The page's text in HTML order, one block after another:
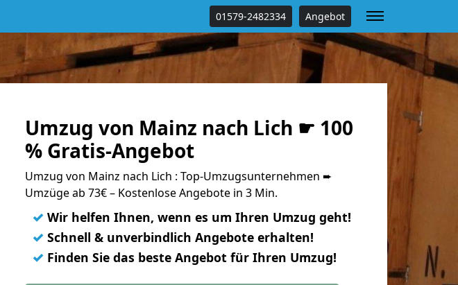
01579-2482334 Angebot
Umzug von Mainz nach Lich ☛ 100
% Gratis-Angebot
Umzug von Mainz nach Lich : Top-Umzugsunternehmen ➨
Umzüge ab 73€ – Kostenlose Angebote in 3 Min.
✓ Wir helfen Ihnen, wenn es um Ihren Umzug geht!
✓ Schnell & unverbindlich Angebote erhalten!
✓ Finden Sie das beste Angebot für Ihren Umzug!